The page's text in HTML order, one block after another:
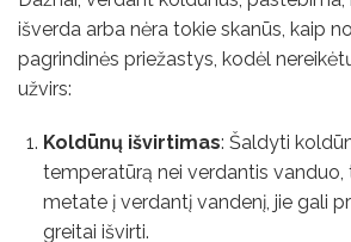
išverda arba nėra tokie skanūs, kaip
pagrindinės priežastys, kodėl
užvirs:
Koldūnų išvirtimas: Šaldyti
temperatūrą nei verdantis vanduo,
metate į verdantį vandenį, jie gali
greitai išvirti.